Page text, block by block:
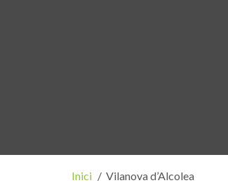
Inici Vilanova d’Alcolea